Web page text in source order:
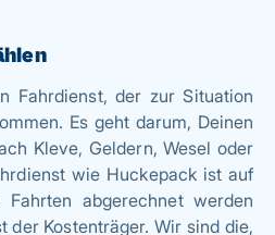
Fahrdienst, der zur Situation
Es geht darum, Deinen
Kleve, Geldern, Wesel oder
wie Huckepack ist auf
abgerechnet werden
der Kostenträger. Wir sind die,